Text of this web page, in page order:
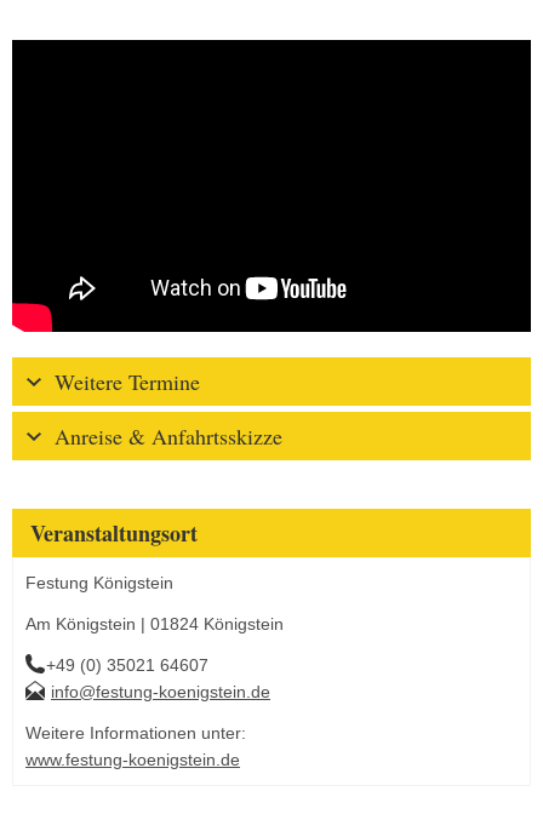
Weitere Termine
Anreise & Anfahrtsskizze
Veranstaltungsort
Festung Königstein
Am Königstein | 01824 Königstein
+49 (0) 35021 64607
info@festung-koenigstein.de
Weitere Informationen unter:
www.festung-koenigstein.de